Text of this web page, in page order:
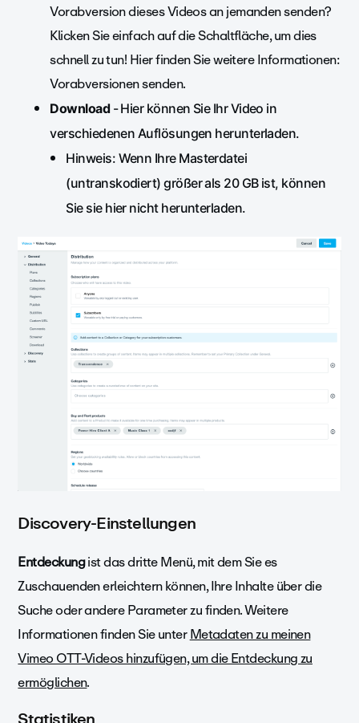
Vorabversion dieses Videos an jemanden senden?
Klicken Sie einfach auf die Schaltfläche, um dies
schnell zu tun! Hier finden Sie weitere Informationen:
Vorabversionen senden.
Download- Hier können Sie Ihr Video in
verschiedenen Auflösungen herunterladen.
Hinweis: Wenn Ihre Masterdatei
(untranskodiert) größer als 20 GB ist, können
Sie sie hier nicht herunterladen.
Discovery-Einstellungen
Entdeckungist das dritte Menü, mit dem Sie es
Zuschauenden erleichtern können, Ihre Inhalte über die
Suche oder andere Parameter zu finden. Weitere
Informationen finden Sie unterMetadaten zu meinen
Vimeo OTT-Videos hinzufügen, um die Entdeckung zu
ermöglichen.